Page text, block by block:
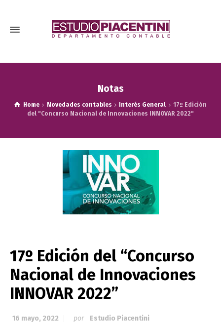
Notas
Home Novedades contables Interés General
17º Edición
del "Concurso Nacional de Innovaciones INNOVAR 2022"
17º Edición del “Concurso
Nacional de Innovaciones
INNOVAR 2022”
16 mayo, 2022 por
Estudio Piacentini